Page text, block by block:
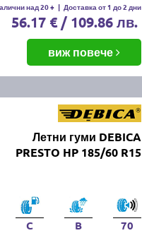
над 20 + | Доставка от 1 до 2 дни
56.17 € / 109.86 лв.
виж повече
Летни гуми DEBICA
PRESTO HP 185/60 R15
C B 70